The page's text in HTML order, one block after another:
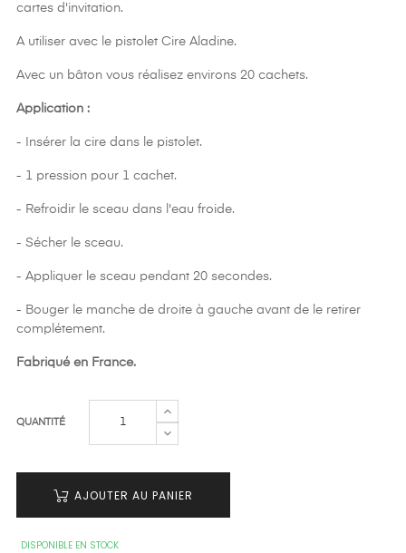
cartes d'invitation.
A utiliser avec le pistolet Cire Aladine.
Avec un bâton vous réalisez environs 20 cachets.
Application :
- Insérer la cire dans le pistolet.
- 1 pression pour 1 cachet.
- Refroidir le sceau dans l'eau froide.
- Sécher le sceau.
- Appliquer le sceau pendant 20 secondes.
- Bouger le manche de droite à gauche avant de le retirer
complétement.
Fabriqué en France.
QUANTITÉ
AJOUTER AU PANIER
DISPONIBLE EN STOCK